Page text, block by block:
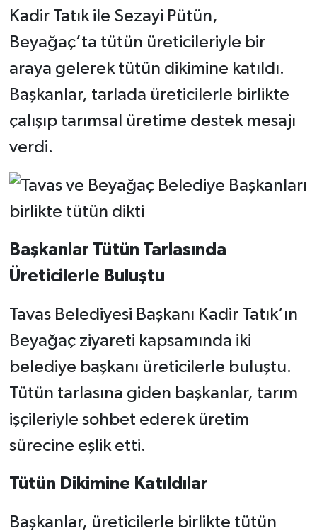
Kadir Tatık ile Sezayi Pütün,
Beyağaç’ta tütün üreticileriyle bir
araya gelerek tütün dikimine katıldı.
Başkanlar, tarlada üreticilerle birlikte
çalışıp tarımsal üretime destek mesajı
verdi.
Başkanlar Tütün Tarlasında
Üreticilerle Buluştu
Tavas Belediyesi Başkanı Kadir Tatık’ın
Beyağaç ziyareti kapsamında iki
belediye başkanı üreticilerle buluştu.
Tütün tarlasına giden başkanlar, tarım
işçileriyle sohbet ederek üretim
sürecine eşlik etti.
Tütün Dikimine Katıldılar
Başkanlar, üreticilerle birlikte tütün